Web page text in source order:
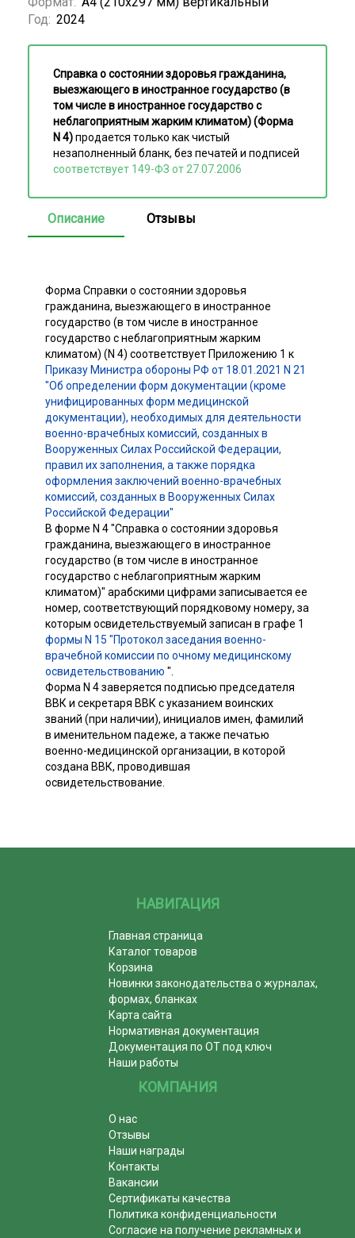
Год: 2024
Справка о состоянии здоровья гражданина,
выезжающего в иностранное государство (в
том числе в иностранное государство с
неблагоприятным жарким климатом) (Форма
N 4)продается только как чистый
незаполненный бланк, без печатей и подписей
соответствует 149-ФЗ от 27.07.2006
Описание Отзывы
Форма Справки о состоянии здоровья
гражданина, выезжающего в иностранное
государство (в том числе в иностранное
государство с неблагоприятным жарким
климатом) (N 4) соответствует Приложению 1 к
Приказу Министра обороны РФ от 18.01.2021 N 21
"Об определении форм документации (кроме
унифицированных форм медицинской
документации), необходимых для деятельности
военно-врачебных комиссий, созданных в
Вооруженных Силах Российской Федерации,
правил их заполнения, а также порядка
оформления заключений военно-врачебных
комиссий, созданных в Вооруженных Силах
Российской Федерации"
В форме N 4 "Справка о состоянии здоровья
гражданина, выезжающего в иностранное
государство (в том числе в иностранное
государство с неблагоприятным жарким
климатом)" арабскими цифрами записывается ее
номер, соответствующий порядковому номеру, за
которым освидетельствуемый записан в графе 1
формы N 15 "Протокол заседания военно-
врачебной комиссии по очному медицинскому
освидетельствованию ".
Форма N 4 заверяется подписью председателя
ВВК и секретаря ВВК с указанием воинских
званий (при наличии), инициалов имен, фамилий
в именительном падеже, а также печатью
военно-медицинской организации, в которой
создана ВВК, проводившая
освидетельствование.
НАВИГАЦИЯ
Главная страница
Каталог товаров
Корзина
Новинки законодательства о журналах,
формах, бланках
Карта сайта
Нормативная документация
Документация по ОТ под ключ
Наши работы
КОМПАНИЯ
О нас
Отзывы
Наши награды
Контакты
Вакансии
Сертификаты качества
Политика конфиденциальности
Согласие на получение рекламных и